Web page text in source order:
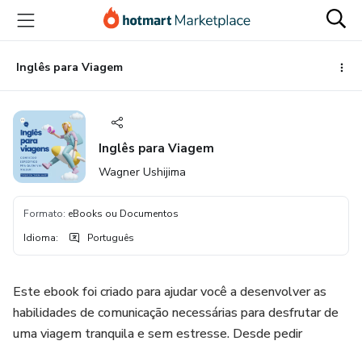
para
conteúdo
principal
para
pagamento
para
rodapéInglês para Viagem
Inglês para Viagem
Wagner Ushijima
Formato: eBooks ou Documentos
Idioma: Português
Este ebook foi criado para ajudar você a desenvolver as
habilidades de comunicação necessárias para desfrutar de
uma viagem tranquila e sem estresse. Desde pedir